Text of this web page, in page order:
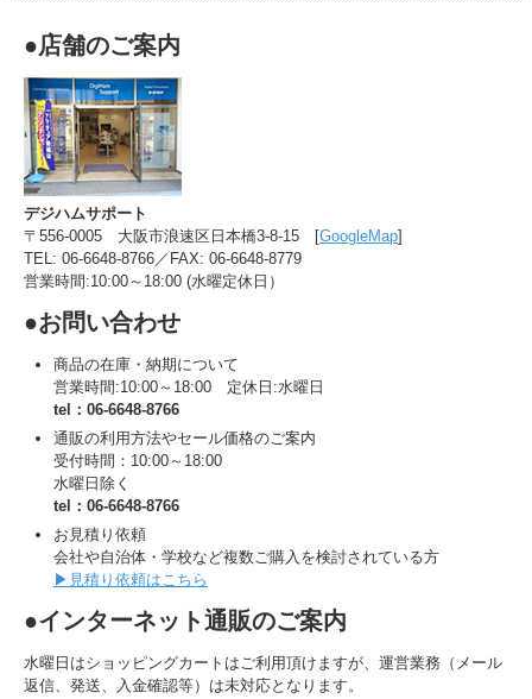
●店舗のご案内
デジハムサポート
〒556-0005 大阪市浪速区日本橋3-8-15 [GoogleMap]
TEL: 06-6648-8766／FAX: 06-6648-8779
営業時間:10:00～18:00 (水曜定休日）
●お問い合わせ
商品の在庫・納期について
営業時間:10:00～18:00 定休日:水曜日
tel：06-6648-8766
通販の利用方法やセール価格のご案内
受付時間：10:00～18:00
水曜日除く
tel：06-6648-8766
お見積り依頼
会社や自治体・学校など複数ご購入を検討されている方
▶見積り依頼はこちら
●インターネット通販のご案内
水曜日はショッピングカートはご利用頂けますが、運営業務（メール
返信、発送、入金確認等）は未対応となります。